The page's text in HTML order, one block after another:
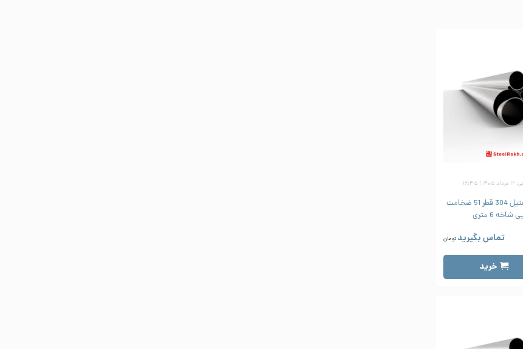
لوله دکوراتیو استیل 304 قطر 51 ضخامت
تماس بگیرید تومان
خرید